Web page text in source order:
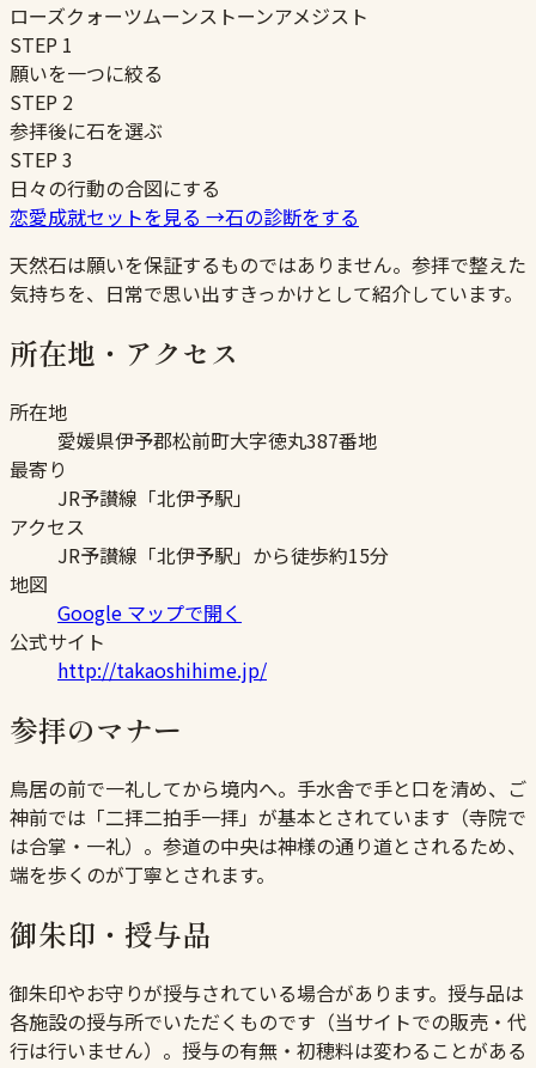
ローズクォーツムーンストーンアメジスト
STEP 1
願いを一つに絞る
STEP 2
参拝後に石を選ぶ
STEP3
日々の行動の合図にする
恋愛成就セットを見る →石の診断をする
天然石は願いを保証するものではありません。参拝で整えた
気持ちを、日常で思い出すきっかけとして紹介しています。
所在地・アクセス
所在地
愛媛県伊予郡松前町大字徳丸387番地
最寄り
JR予讃線「北伊予駅」
アクセス
JR予讃線「北伊予駅」から徒歩約15分
地図
Google マップで開く
公式サイト
http://takaoshihime.jp/
参拝のマナー
鳥居の前で一礼してから境内へ。手水舎で手と口を清め、ご
神前では「二拝二拍手一拝」が基本とされています（寺院で
は合掌・一礼）。参道の中央は神様の通り道とされるため、
端を歩くのが丁寧とされます。
御朱印・授与品
御朱印やお守りが授与されている場合があります。授与品は
各施設の授与所でいただくものです（当サイトでの販売・代
行は行いません）。授与の有無・初穂料は変わることがある